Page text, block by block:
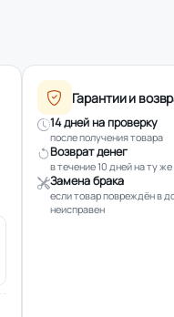
Гарантии и
14 дней на проверку
после получения товара
Возврат денег
в течение 10 дней на ту же
Замена брака
если товар повреждён в
неисправен